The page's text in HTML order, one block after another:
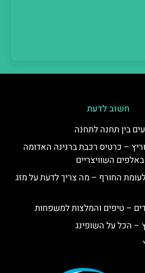
חשוב לדעת
בין תחנה לתחנה
– כרטיס רכבת ברנינה האדומה
השוויצריים
החורף – מה צריך לדעת על מזג
– טיפים והמלצות למשפחות
– הכל על השופינג